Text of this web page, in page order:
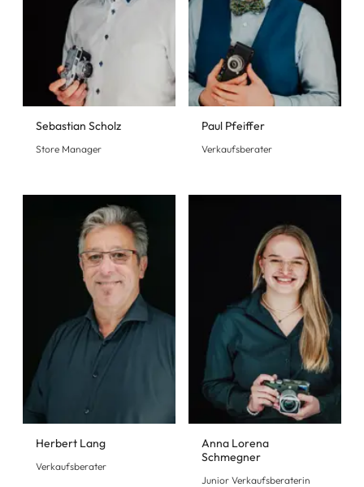
Sebastian Scholz
Store Manager
Paul Pfeiffer
Verkaufsberater
Herbert Lang
Verkaufsberater
Anna Lorena
Schmegner
Junior Verkaufsberaterin